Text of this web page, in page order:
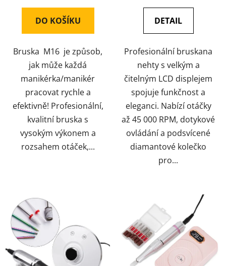
DO KOŠÍKU
Bruska M16 je způsob,
jak může každá
manikérka/manikér
pracovat rychle a
efektivně! Profesionální,
kvalitní bruska s
vysokým výkonem a
rozsahem otáček,...
DETAIL
Profesionální bruskana
nehty s velkým a
čitelným LCD displejem
spojuje funkčnost a
eleganci. Nabízí otáčky
až 45 000 RPM, dotykové
ovládání a podsvícené
diamantové kolečko
pro...